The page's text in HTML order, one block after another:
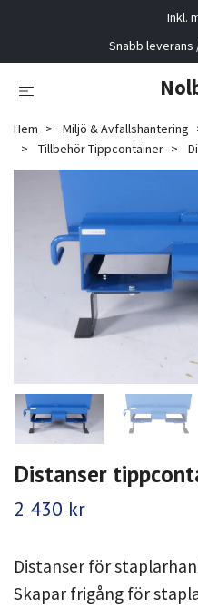
Inkl.
Snabb leverans
Hem Miljö & Avfallshantering
Tillbehör Tippcontainer
Distanser
2 430 kr
Distanser för
Skapar frigång för